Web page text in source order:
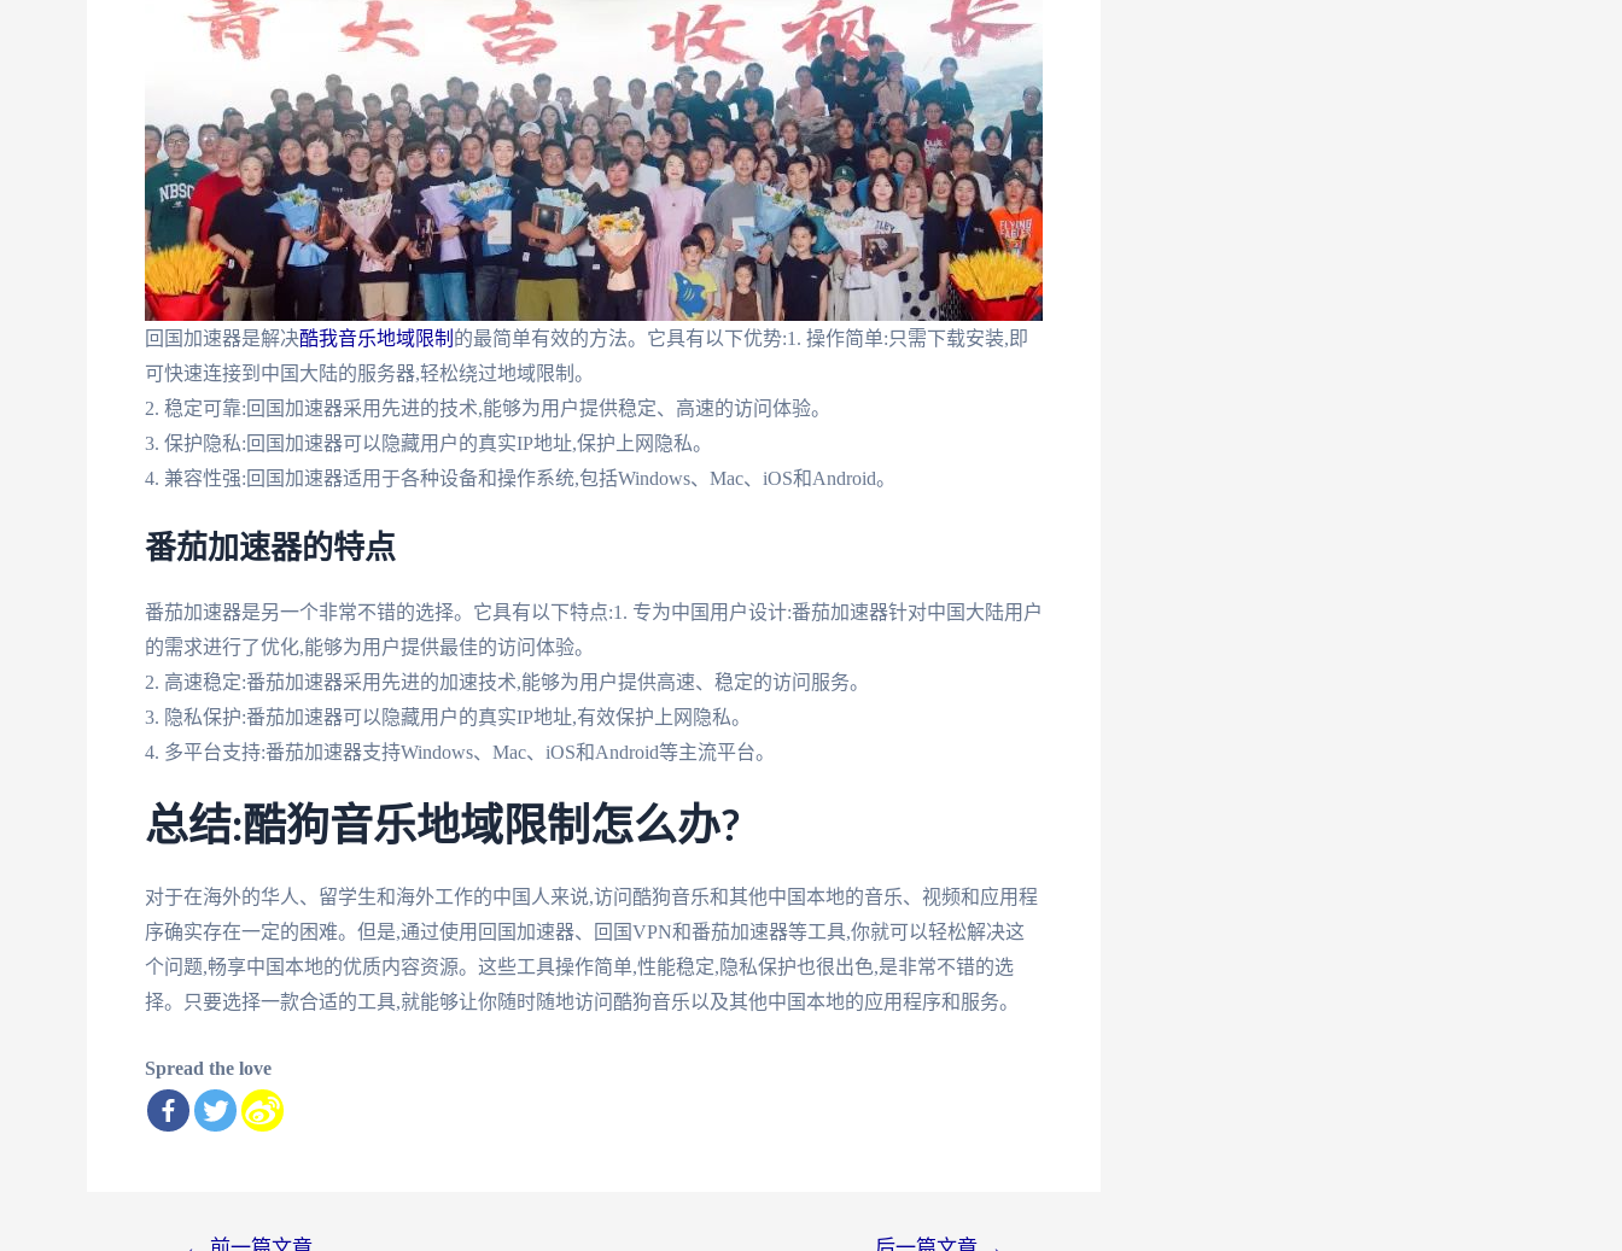
回国加速器是解决酷我音乐地域限制 的最简单有效的方法。它具有以下优势:1. 操作简单:只需下载安装,即
可快速连接到中国大陆的服务器,轻松绕过地域限制。
2. 稳定可靠:回国加速器采用先进的技术,能够为用户提供稳定、高速的访问体验。
3. 保护隐私:回国加速器可以隐藏用户的真实IP地址,保护上网隐私。
4. 兼容性强:回国加速器适用于各种设备和操作系统,包括Windows、Mac、iOS和Android。
番茄加速器的特点
番茄加速器是另一个非常不错的选择。它具有以下特点:1. 专为中国用户设计:番茄加速器针对中国大陆用户
的需求进行了优化,能够为用户提供最佳的访问体验。
2. 高速稳定:番茄加速器采用先进的加速技术,能够为用户提供高速、稳定的访问服务。
3. 隐私保护:番茄加速器可以隐藏用户的真实IP地址,有效保护上网隐私。
4. 多平台支持:番茄加速器支持Windows、Mac、iOS和Android等主流平台。
总结:酷狗音乐地域限制怎么办?
对于在海外的华人、留学生和海外工作的中国人来说,访问酷狗音乐和其他中国本地的音乐、视频和应用程
序确实存在一定的困难。但是,通过使用回国加速器、回国VPN和番茄加速器等工具,你就可以轻松解决这
个问题,畅享中国本地的优质内容资源。这些工具操作简单,性能稳定,隐私保护也很出色,是非常不错的选
择。只要选择一款合适的工具,就能够让你随时随地访问酷狗音乐以及其他中国本地的应用程序和服务。
Spread the love